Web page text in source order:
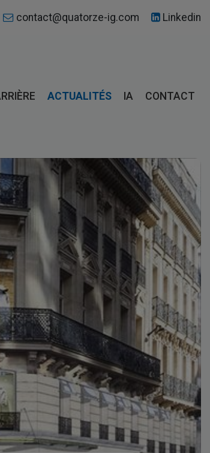
contact@quatorze-ig.com Linkedin
ACTUALITÉS IA CONTACT